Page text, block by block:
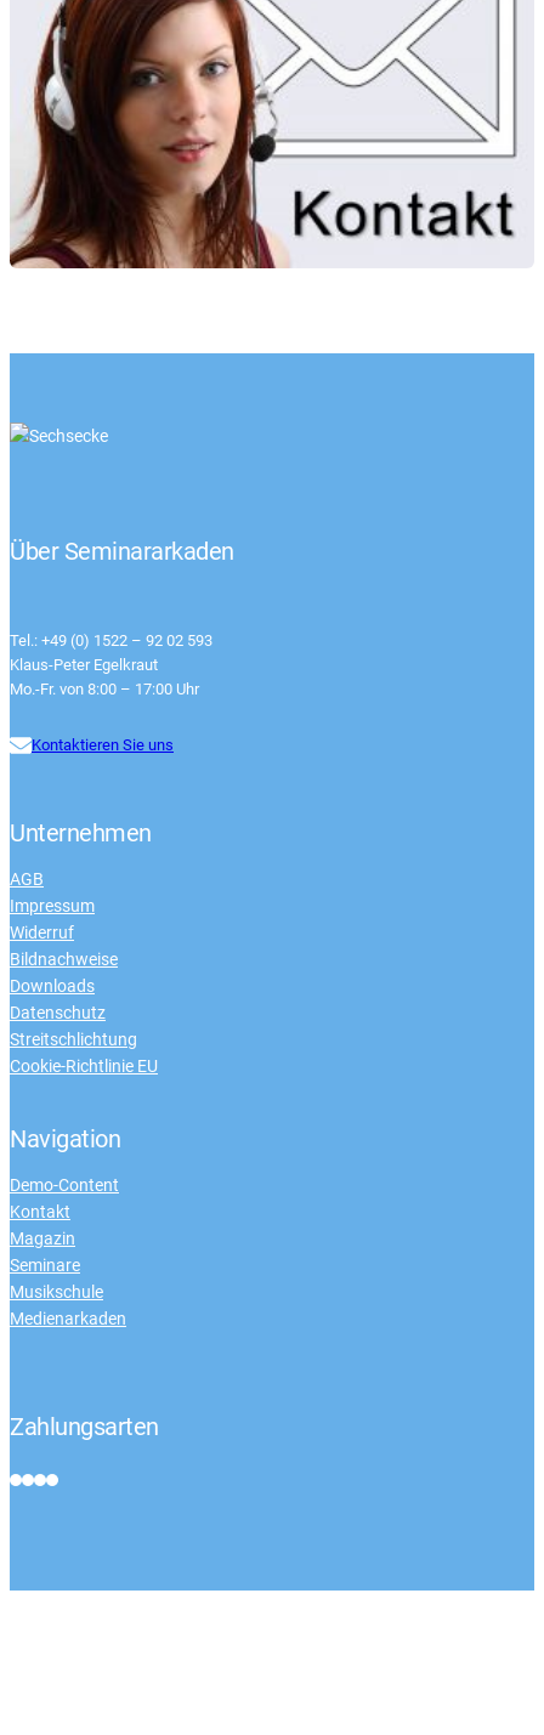
Über Seminararkaden
Tel.: +49 (0) 1522 – 92 02 593
Klaus-Peter Egelkraut
Mo.-Fr. von 8:00 – 17:00 Uhr
Kontaktieren Sie uns
Unternehmen
AGB
Impressum
Widerruf
Bildnachweise
Downloads
Datenschutz
Streitschlichtung
Cookie-Richtlinie EU
Navigation
Demo-Content
Kontakt
Magazin
Seminare
Musikschule
Medienarkaden
Zahlungsarten